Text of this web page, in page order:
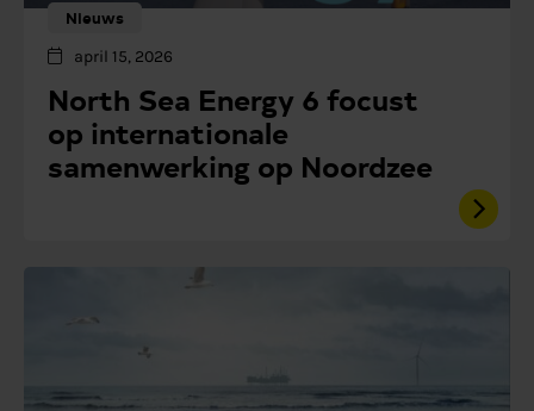
Nieuws
april 15, 2026
North Sea Energy 6 focust
op internationale
samenwerking op Noordzee